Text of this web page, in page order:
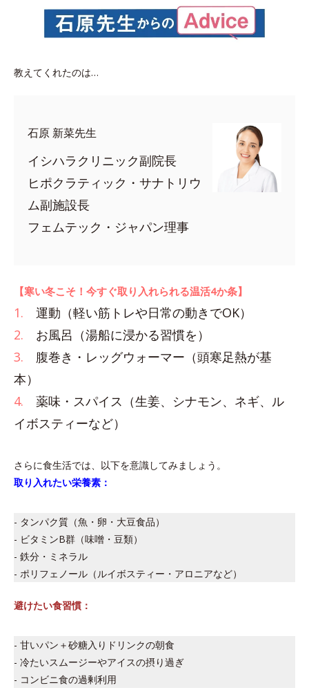
教えてくれたのは…
石原 新菜先生
イシハラクリニック副院長
ヒポクラティック・サナトリウ
ム副施設長
フェムテック・ジャパン理事
【寒い冬こそ！今すぐ取り入れられる温活4か条】
1. 運動（軽い筋トレや日常の動きでOK）
2. お風呂（湯船に浸かる習慣を）
3. 腹巻き・レッグウォーマー（頭寒足熱が基
本）
4. 薬味・スパイス（生姜、シナモン、ネギ、ル
イボスティーなど）
さらに食生活では、以下を意識してみましょう。
取り入れたい栄養素：
- タンパク質（魚・卵・大豆食品）
- ビタミンB群（味噌・豆類）
- 鉄分・ミネラル
- ポリフェノール（ルイボスティー・アロニアなど）
避けたい食習慣：
- 甘いパン＋砂糖入りドリンクの朝食
- 冷たいスムージーやアイスの摂り過ぎ
- コンビニ食の過剰利用